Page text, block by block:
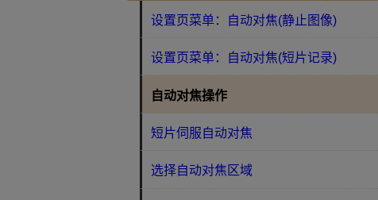
设置页菜单：自动对焦(静止图像)
设置页菜单：自动对焦(短片记录)
自动对焦操作
短片伺服自动对焦
选择自动对焦区域